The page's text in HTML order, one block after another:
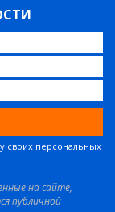
своих персональных
на сайте,
публичной